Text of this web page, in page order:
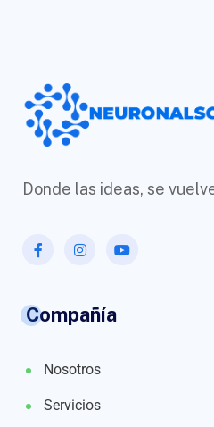
Donde las ideas, se
Compañía
Nosotros
Servicios